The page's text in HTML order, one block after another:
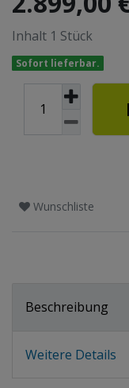
Inhalt 1 Stück
Sofort lieferbar.
Wunschliste
Beschreibung
Weitere Details